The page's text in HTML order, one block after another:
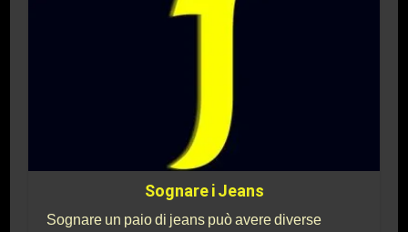
Sognare i Jeans
Sognare un paio di jeans può avere diverse